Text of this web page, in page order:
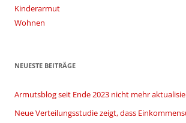
Kinderarmut
Wohnen
NEUESTE BEITRÄGE
Armutsblog seit Ende 2023 nicht mehr
Neue Verteilungsstudie zeigt, dass